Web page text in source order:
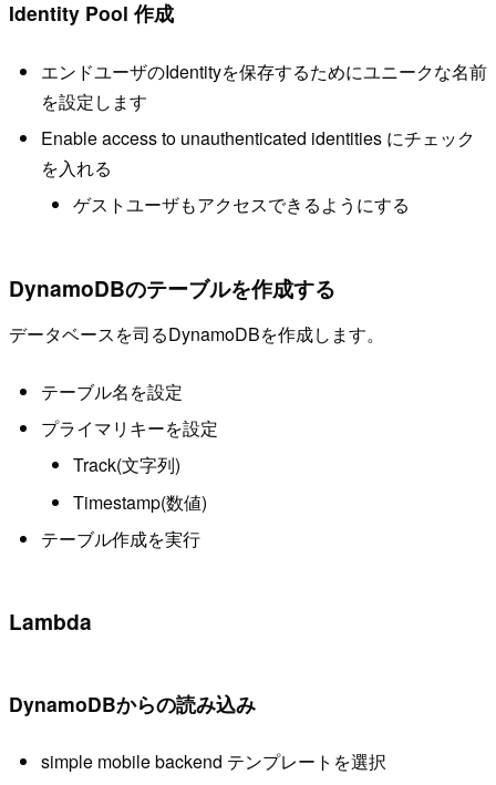
Identity Pool 作成
エンドユーザのIdentityを保存するためにユニークな名前
を設定します
Enable access to unauthenticated identities にチェック
を入れる
ゲストユーザもアクセスできるようにする
DynamoDBのテーブルを作成する
データベースを司るDynamoDBを作成します。
テーブル名を設定
プライマリキーを設定
Track(文字列)
Timestamp(数値)
テーブル作成を実行
Lambda
DynamoDBからの読み込み
simple mobile backend テンプレートを選択